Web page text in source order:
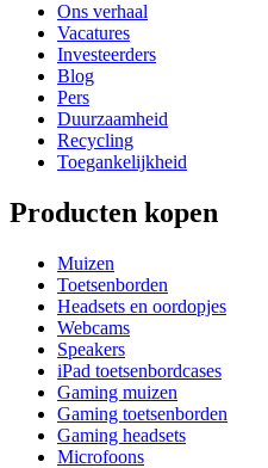
Ons verhaal
Vacatures
Investeerders
Blog
Pers
Duurzaamheid
Recycling
Toegankelijkheid
Producten kopen
Muizen
Toetsenborden
Headsets en oordopjes
Webcams
Speakers
iPad toetsenbordcases
Gaming muizen
Gaming toetsenborden
Gaming headsets
Microfoons